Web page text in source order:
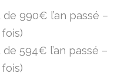
990€ l’an passé –
594€ l’an passé –